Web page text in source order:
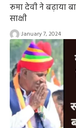
रूमा देवी ने बढ़ाया
साक्षी
January 7, 2024